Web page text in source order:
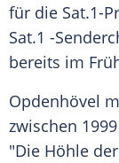
für die Sat.1-
Sat.1 -
bereits im
Opdenhövel
zwischen
"Die Höhle